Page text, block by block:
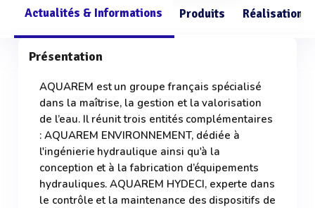
Actualités & Informations Produits Réalisations
Présentation
AQUAREM est un groupe français spécialisé
dans la maîtrise, la gestion et la valorisation
de l’eau. Il réunit trois entités complémentaires
: AQUAREM ENVIRONNEMENT, dédiée à
l'ingénierie hydraulique ainsi qu'à la
conception et à la fabrication d’équipements
hydrauliques. AQUAREM HYDECI, experte dans
le contrôle et la maintenance des dispositifs de